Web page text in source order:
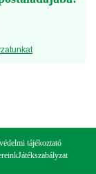
tájékoztató
Játékszabályzat